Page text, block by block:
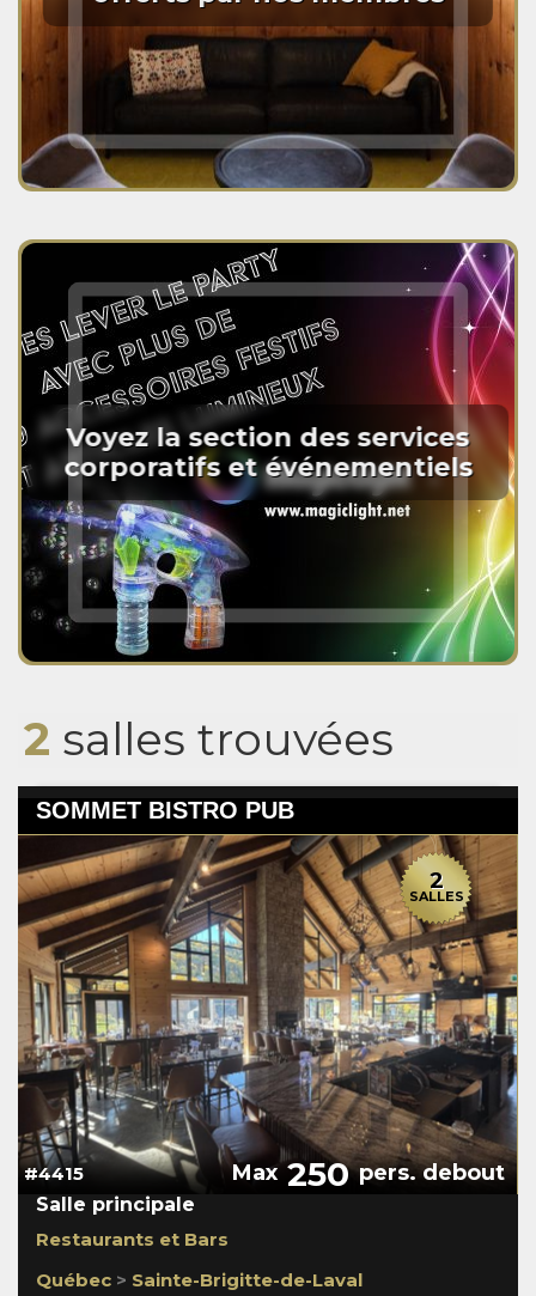
Voyez la section des services
corporatifs et événementiels
2 salles trouvées
SOMMET BISTRO PUB
2
SALLES
#4415 Max250pers. debout
Salle principale
Restaurants et Bars
Québec > Sainte-Brigitte-de-Laval